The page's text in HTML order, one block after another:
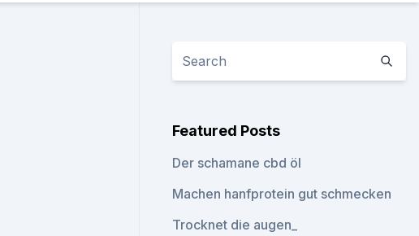
Featured Posts
Der schamane cbd öl
Machen hanfprotein gut schmecken
Trocknet die augen_